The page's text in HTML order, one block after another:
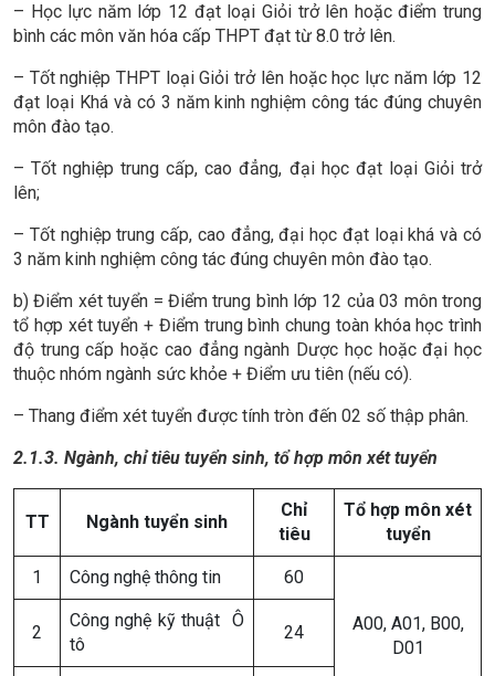
– Học lực năm lớp 12 đạt loại Giỏi trở lên hoặc điểm trung
bình các môn văn hóa cấp THPT đạt từ 8.0 trở lên.
– Tốt nghiệp THPT loại Giỏi trở lên hoặc học lực năm lớp 12
đạt loại Khá và có 3 năm kinh nghiệm công tác đúng chuyên
môn đào tạo.
– Tốt nghiệp trung cấp, cao đẳng, đại học đạt loại Giỏi trở
lên;
– Tốt nghiệp trung cấp, cao đẳng, đại học đạt loại khá và có
3 năm kinh nghiệm công tác đúng chuyên môn đào tạo.
b) Điểm xét tuyển = Điểm trung bình lớp 12 của 03 môn trong
tổ hợp xét tuyển + Điểm trung bình chung toàn khóa học trình
độ trung cấp hoặc cao đẳng ngành Dược học hoặc đại học
thuộc nhóm ngành sức khỏe + Điểm ưu tiên (nếu có).
– Thang điểm xét tuyển được tính tròn đến 02 số thập phân.
2.1.3. Ngành, chỉ tiêu tuyển sinh, tổ hợp môn xét tuyển
TT Ngành tuyển sinh
Chỉ
tiêu
Tổ hợp môn xét
tuyển
1 Công nghệ thông tin 60
A00, A01, B00,
D01
2
Công nghệ kỹ thuật Ô
tô
24